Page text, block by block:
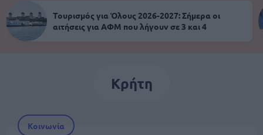
Τουρισμός για Όλους 2026-2027: Σήμερα οι
αιτήσεις για ΑΦΜ που λήγουν σε 3 και 4
Κρήτη
Κοινωνία